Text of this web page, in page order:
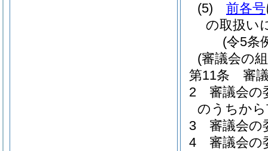
(5)
前各号
の取扱い
(令5条
(審議会の
第11条
審
2
審議会の
のうちか
3
審議会の
4
審議会の